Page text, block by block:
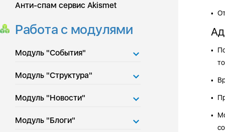
Анти-спам сервис Akismet
Работа с модулями
Модуль "События"
Модуль "Структура"
Модуль "Новости"
Модуль "Блоги"
•
•
•
•
•